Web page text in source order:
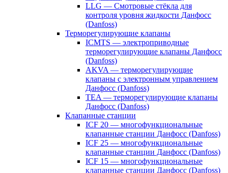
LLG — Смотровые стёкла для
контроля уровня жидкости Данфосс
(Danfoss)
Терморегулирующие клапаны
ICMTS — электроприводные
терморегулирующие клапаны Данфосс
(Danfoss)
AKVA — терморегулирующие
клапаны с электронным управлением
Данфосс (Danfoss)
TEA — терморегулирующие клапаны
Данфосс (Danfoss)
Клапанные станции
ICF 20 — многофункциональные
клапанные станции Данфосс (Danfoss)
ICF 25 — многофункциональные
клапанные станции Данфосс (Danfoss)
ICF 15 — многофункциональные
клапанные станции Данфосс (Danfoss)